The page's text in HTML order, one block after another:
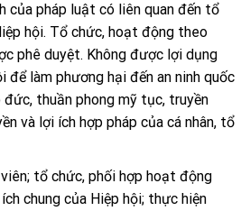
của pháp luật có liên quan đến tổ
hội. Tổ chức, hoạt động theo
phê duyệt. Không được lợi dụng
để làm phương hại đến an ninh quốc
thuần phong mỹ tục, truyền
và lợi ích hợp pháp của cá nhân, tổ
tổ chức, phối hợp hoạt động
chung của Hiệp hội; thực hiện